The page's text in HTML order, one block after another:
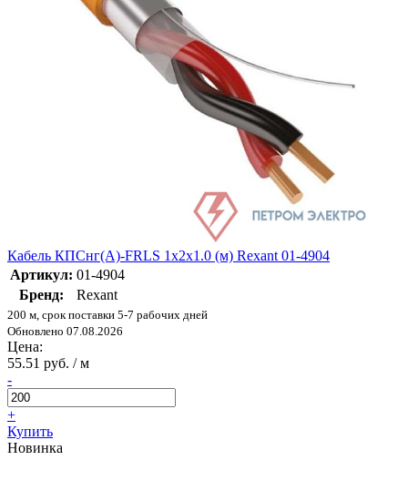
Кабель КПСнг(А)-FRLS 1х2х1.0 (м) Rexant 01-4904
Артикул: 01-4904
Бренд:
Rexant
200 м, срок поставки 5-7 рабочих дней
Обновлено 07.08.2026
Цена:
55.51 руб. / м
-
+
Купить
Новинка